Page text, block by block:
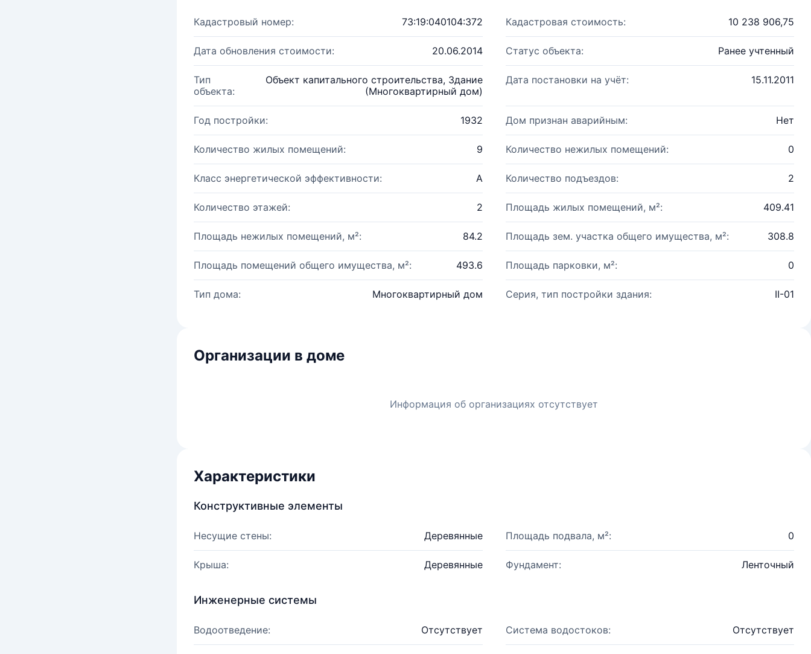
Кадастровый номер: 73:19:040104:372 Кадастровая стоимость: 10 238 906,75
Дата обновления стоимости: 20.06.2014 Статус объекта: Ранее учтенный
Тип
объекта:
Объект капитального строительства, Здание
(Многоквартирный дом)
Дата постановки на учёт: 15.11.2011
Год постройки: 1932 Дом признан аварийным: Нет
Количество жилых помещений: 9 Количество нежилых помещений: 0
Класс энергетической эффективности: A Количество подъездов: 2
Количество этажей: 2 Площадь жилых помещений, м²: 409.41
Площадь нежилых помещений, м²: 84.2 Площадь зем. участка общего имущества, м²: 308.8
Площадь помещений общего имущества, м²: 493.6 Площадь парковки, м²: 0
Тип дома: Многоквартирный дом Серия, тип постройки здания: II-01
Организации в доме
Информация об организациях отсутствует
Характеристики
Конструктивные элементы
Несущие стены: Деревянные Площадь подвала, м²: 0
Крыша: Деревянные Фундамент: Ленточный
Инженерные системы
Водоотведение: Отсутствует Система водостоков: Отсутствует